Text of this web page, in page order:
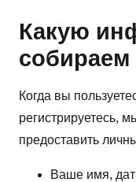
Какую
собираем
Когда вы
регистрируетесь,
предоставить
Ваше имя,